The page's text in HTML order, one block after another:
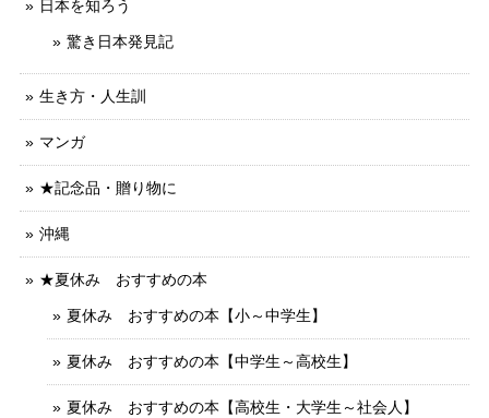
日本を知ろう
驚き日本発見記
生き方・人生訓
マンガ
★記念品・贈り物に
沖縄
★夏休み おすすめの本
夏休み おすすめの本【小～中学生】
夏休み おすすめの本【中学生～高校生】
夏休み おすすめの本【高校生・大学生～社会人】